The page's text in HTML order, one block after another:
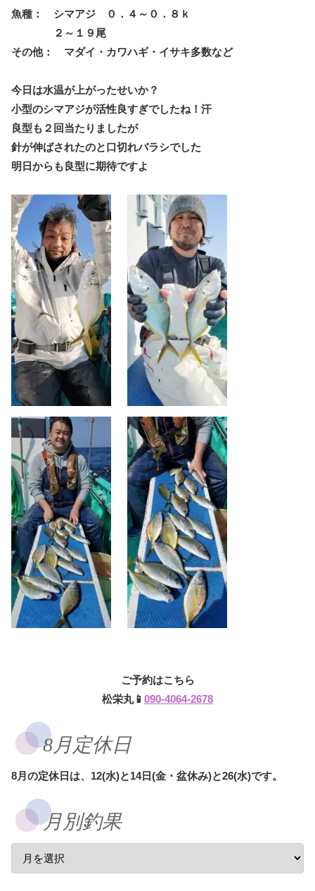
魚種： シマアジ ０．４～０．８ｋ
２～１９尾
その他： マダイ・カワハギ・イサキ多数など
今日は水温が上がったせいか？
小型のシマアジが活性良すぎでしたね！汗
良型も２回当たりましたが
針が伸ばされたのと口切れバラシでした
明日からも良型に期待ですよ
ご予約はこちら
松栄丸📱 090-4064-2678
8月定休日
8月の定休日は、12(水)と14日(金・盆休み)と26(水)です。
月別釣果